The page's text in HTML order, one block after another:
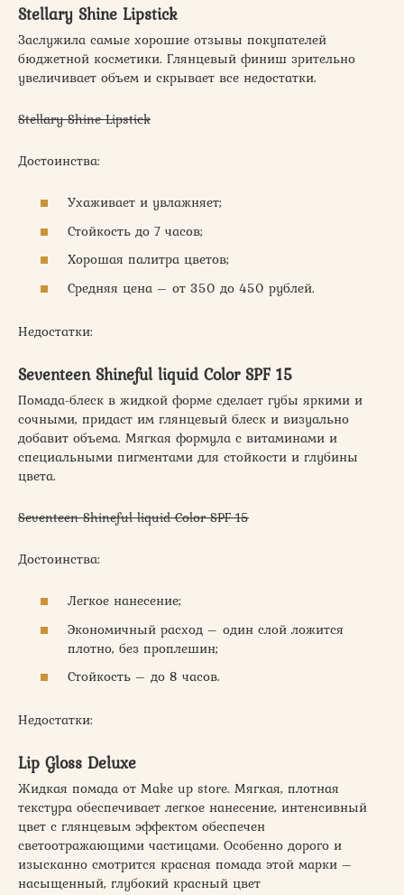
Stellary Shine Lipstick
Заслужила самые хорошие отзывы покупателей
бюджетной косметики. Глянцевый финиш зрительно
увеличивает объем и скрывает все недостатки.
Stellary Shine Lipstick
Достоинства:
Ухаживает и увлажняет;
Стойкость до 7 часов;
Хорошая палитра цветов;
Средняя цена – от 350 до 450 рублей.
Недостатки:
Seventeen Shineful liquid Color SPF 15
Помада-блеск в жидкой форме сделает губы яркими и
сочными, придаст им глянцевый блеск и визуально
добавит объема. Мягкая формула с витаминами и
специальными пигментами для стойкости и глубины
цвета.
Seventeen Shineful liquid Color SPF 15
Достоинства:
Легкое нанесение;
Экономичный расход – один слой ложится
плотно, без проплешин;
Стойкость – до 8 часов.
Недостатки:
Lip Gloss Deluxe
Жидкая помада от Make up store. Мягкая, плотная
текстура обеспечивает легкое нанесение, интенсивный
цвет с глянцевым эффектом обеспечен
светоотражающими частицами. Особенно дорого и
изысканно смотрится красная помада этой марки –
насыщенный, глубокий красный цвет